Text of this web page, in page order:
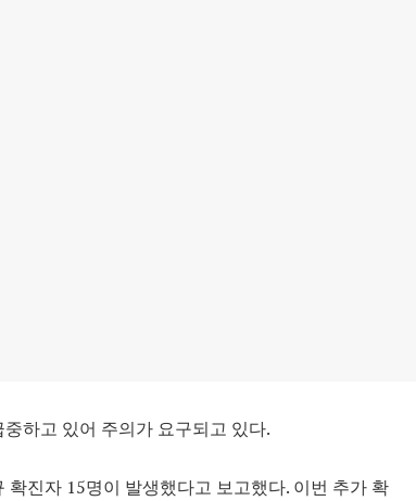
하고 있어 주의가 요구되고 있다.
진자 15명이 발생했다고 보고했다. 이번 추가 확